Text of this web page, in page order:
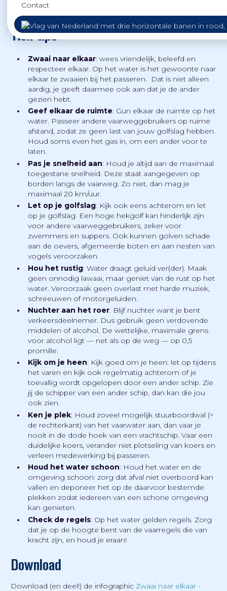
Contact
Tien tips
Zwaai naar elkaar: wees vriendelijk, beleefd en
respecteer elkaar. Op het water is het gewoonte naar
elkaar te zwaaien bij het passeren. Dat is niet alleen
aardig, je geeft daarmee ook aan dat je de ander
gezien hebt.
Geef elkaar de ruimte: Gun elkaar de ruimte op het
water. Passeer andere vaarweggebruikers op ruime
afstand, zodat ze geen last van jouw golfslag hebben.
Houd soms even het gas in, om een ander voor te
laten.
Pas je snelheid aan: Houd je altijd aan de maximaal
toegestane snelheid. Deze staat aangegeven op
borden langs de vaarweg. Zo niet, dan mag je
maximaal 20 km/uur.
Let op je golfslag: Kijk ook eens achterom en let
op je golfslag. Een hoge hekgolf kan hinderlijk zijn
voor andere vaarweggebruikers, zeker voor
zwemmers en suppers. Ook kunnen golven schade
aan de oevers, afgemeerde boten en aan nesten van
vogels veroorzaken.
Hou het rustig: Water draagt geluid ver(der). Maak
geen onnodig lawaai, maar geniet van de rust op het
water. Veroorzaak geen overlast met harde muziek,
schreeuwen of motorgeluiden.
Nuchter aan het roer: Blijf nuchter want je bent
verkeersdeelnemer. Dus gebruik geen verdovende
middelen of alcohol. De wettelijke, maximale grens
voor alcohol ligt — net als op de weg — op 0,5
promille.
Kijk om je heen: Kijk goed om je heen: let op tijdens
het varen en kijk ook regelmatig achterom of je
toevallig wordt opgelopen door een ander schip. Zie
jij de schipper van een ander schip, dan kan die jou
ook zien.
Ken je plek: Houd zoveel mogelijk stuurboordwal (=
de rechterkant) van het vaarwater aan, dan vaar je
nooit in de dode hoek van een vrachtschip. Vaar een
duidelijke koers, verander niet plotseling van koers en
verleen medewerking bij passeren.
Houd het water schoon: Houd het water en de
omgeving schoon: zorg dat afval niet overboord kan
vallen en deponeer het op de daarvoor bestemde
plekken zodat iedereen van een schone omgeving
kan genieten.
Check de regels: Op het water gelden regels. Zorg
dat je op de hoogte bent van de vaarregels die van
kracht zijn, en houd je eraan!
Download
Download (en deel!) de infographic Zwaai naar elkaar -